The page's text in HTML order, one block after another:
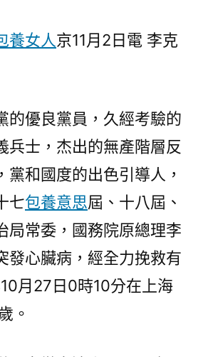
養女人京11月2日電 李克
的優良黨員，久經考驗的
兵士，杰出的無產階層反
黨和國度的出色引導人，
七包養意思屆、十八屆、
局常委，國務院原總理李
發心臟病，經全力挽救有
月27日0時10分在上海
。